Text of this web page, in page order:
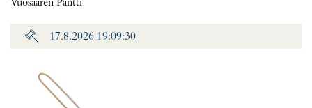
Vuosaaren Pantti
17.8.2026 19:09:30